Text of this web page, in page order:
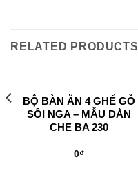
RELATED PRODUCTS
BỘ BÀN ĂN 4 GHẾ GỖ
SỒI NGA – MẪU DÀN
CHE BA 230
0₫